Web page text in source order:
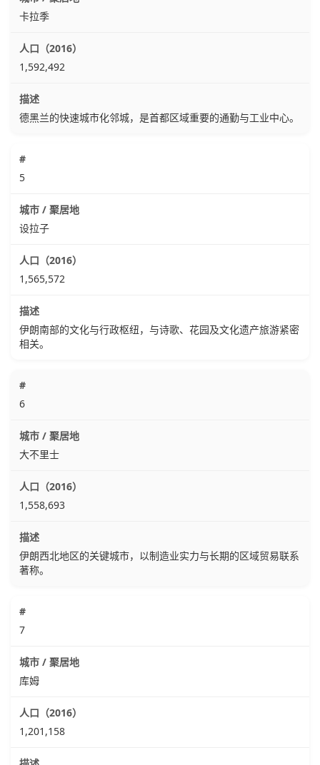
卡拉季
1,592,492
德黑兰的快速城市化邻城，是首都区域重要的通勤与工业中心。
5
设拉子
1,565,572
伊朗南部的文化与行政枢纽，与诗歌、花园及文化遗产旅游紧密
相关。
6
大不里士
1,558,693
伊朗西北地区的关键城市，以制造业实力与长期的区域贸易联系
著称。
7
库姆
1,201,158